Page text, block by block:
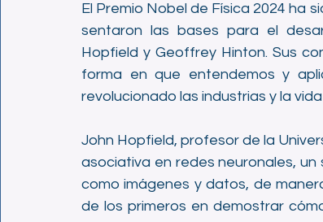
El Premio Nobel de Física 2024 ha
sentaron las bases para el
Hopfield y Geoffrey Hinton. Sus
forma en que entendemos y
revolucionado las industrias y la
John Hopfield, profesor de la
asociativa en redes neuronales,
como imágenes y datos, de
de los primeros en demostrar